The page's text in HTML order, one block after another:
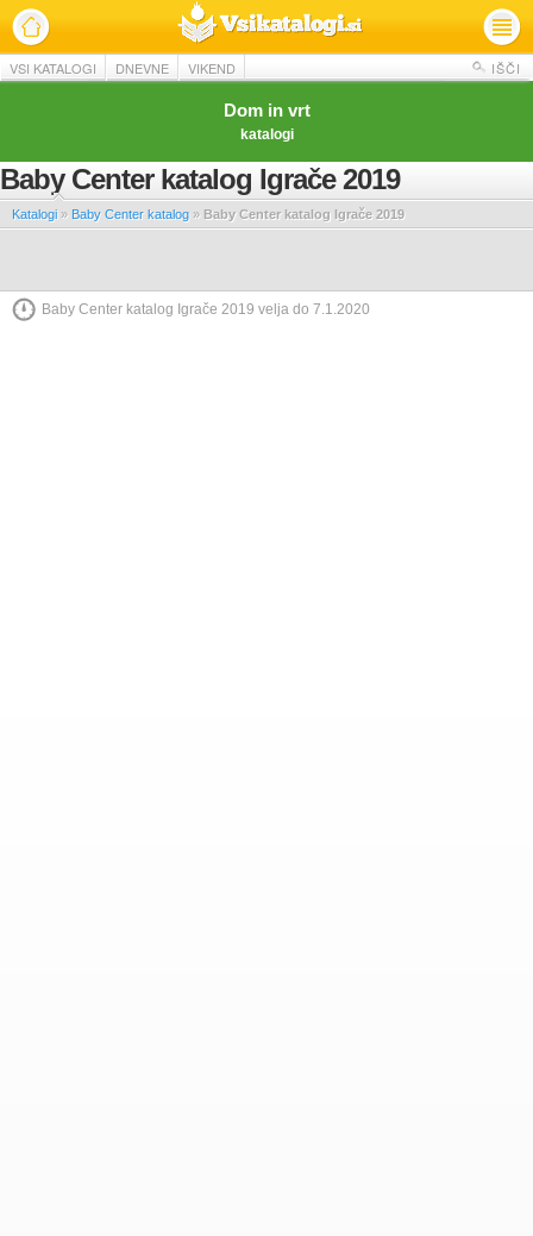
VSI KATALOGI DNEVNE VIKEND IŠČI
Dom in vrt
katalogi
Baby Center katalog Igrače 2019
Katalogi » Baby Center katalog » Baby Center katalog Igrače 2019
Baby Center katalog Igrače 2019 velja do 7.1.2020